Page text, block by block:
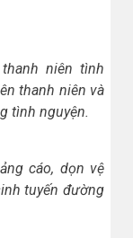
niên tình
thanh niên và
tình nguyện.
cáo, dọn vệ
tuyến đường